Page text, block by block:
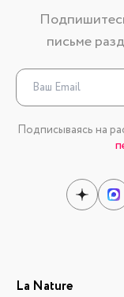
письме
Подписываясь на
La Nature